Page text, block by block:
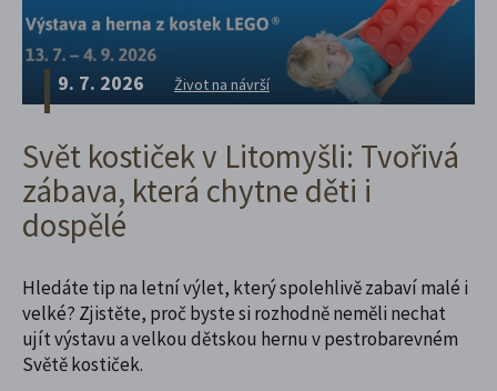
9. 7. 2026 Život na návrší
Svět kostiček v Litomyšli: Tvořivá
zábava, která chytne děti i
dospělé
Hledáte tip na letní výlet, který spolehlivě zabaví malé i
velké? Zjistěte, proč byste si rozhodně neměli nechat
ujít výstavu a velkou dětskou hernu v pestrobarevném
Světě kostiček.